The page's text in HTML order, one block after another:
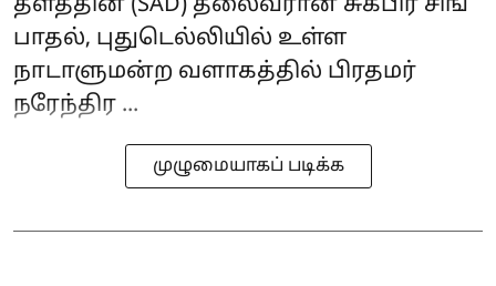
பாதல், புதுடெல்லியில் உள்ள
நாடாளுமன்ற வளாகத்தில் பிரதமர்
நரேந்திர ...
முழுமையாகப் படிக்க